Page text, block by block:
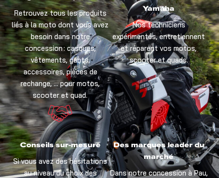
Retrouvez tous les produits
liés à la moto dont vous avez
besoin dans notre
concession : casques,
vêtements, gants,
accessoires, pièces de
rechange, … pour motos,
scooter et quad.
Yamaha
Nos techniciens
expérimentés, entretiennent
et réparent vos motos,
scooter et quads.
Conseils sur-mesure
Si vous avez des hésitations
au niveau du choix des
Des marques leader du
marché
Dans notre concession à Pau,